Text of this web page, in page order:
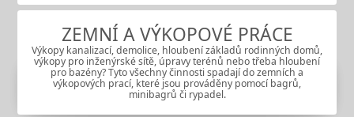
ZEMNÍ A VÝKOPOVÉ PRÁCE
Výkopy kanalizací, demolice, hloubení základů rodinných domů,
výkopy pro inženýrské sítě, úpravy terénů nebo třeba hloubení
pro bazény? Tyto všechny činnosti spadají do zemních a
výkopových prací, které jsou prováděny pomocí bagrů,
minibagrů či rypadel.